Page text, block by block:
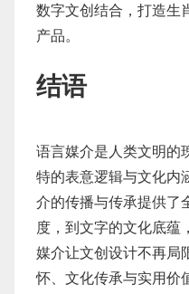
数字文创结合，打造生
产品。
结语
语言媒介是人类文明的
特的表意逻辑与文化内
介的传播与传承提供了
度，到文字的文化底蕴
媒介让文创设计不再局
怀、文化传承与实用价